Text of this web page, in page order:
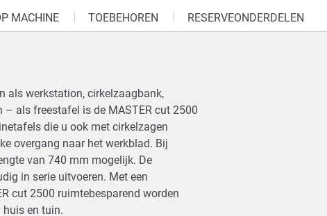
MACHINE TOEBEHOREN RESERVEONDERDELEN
als werkstation, cirkelzaagbank,
als freestafel is de MASTER cut 2500
die u ook met cirkelzagen
overgang naar het werkblad. Bij
van 740 mm mogelijk. De
in serie uitvoeren. Met een
cut 2500 ruimtebesparend worden
en tuin.